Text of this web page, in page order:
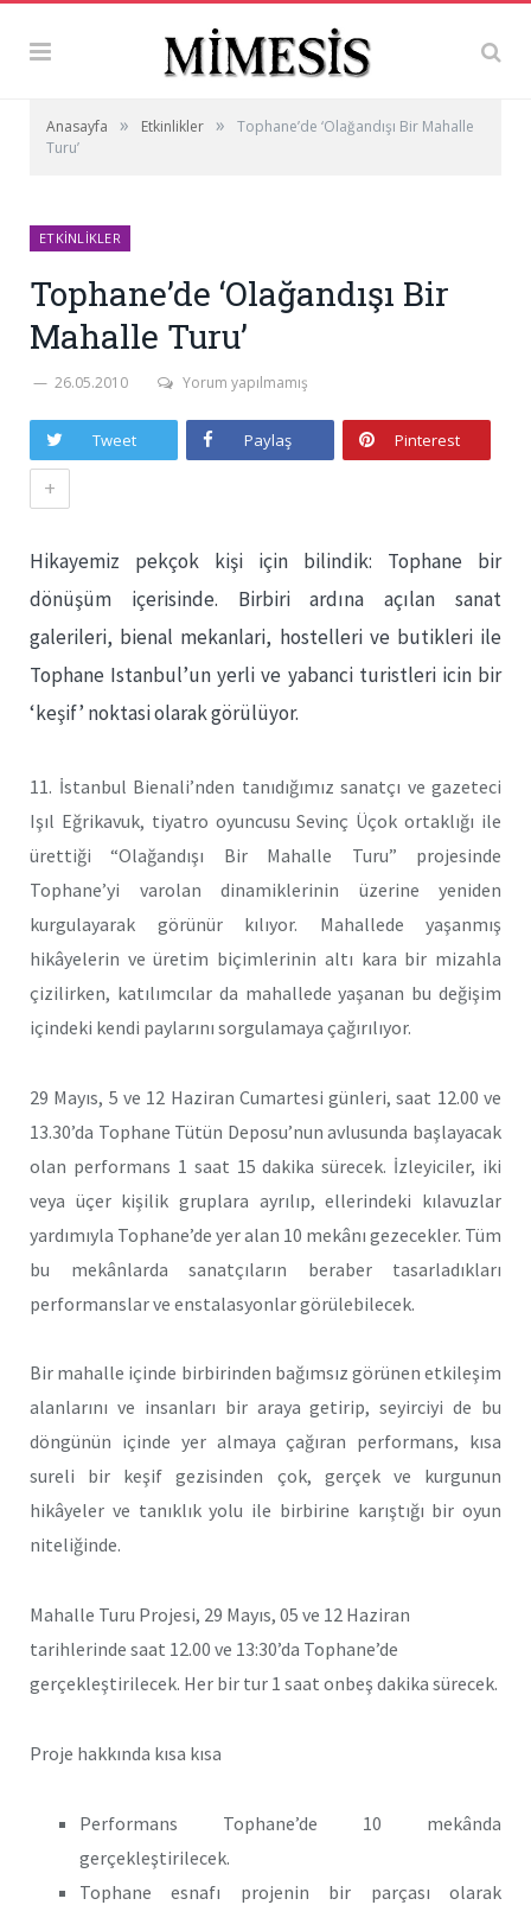
Anasayfa » Etkinlikler »
Tophane’de ‘Olağandışı Bir Mahalle
Turu’
ETKINLIKLER
Tophane’de ‘Olağandışı Bir
Mahalle Turu’
26.05.2010 Yorum yapılmamış
Tweet Paylaş Pinterest
+
Hikayemiz pekçok kişi için bilindik: Tophane bir
dönüşüm içerisinde. Birbiri ardına açılan sanat
galerileri, bienal mekanlari, hostelleri ve butikleri ile
Tophane Istanbul’un yerli ve yabanci turistleri icin bir
‘keşif’ noktasi olarak görülüyor.
11. İstanbul Bienali’nden tanıdığımız sanatçı ve gazeteci
Işıl Eğrikavuk, tiyatro oyuncusu Sevinç Üçok ortaklığı ile
ürettiği “Olağandışı Bir Mahalle Turu” projesinde
Tophane’yi varolan dinamiklerinin üzerine yeniden
kurgulayarak görünür kılıyor. Mahallede yaşanmış
hikâyelerin ve üretim biçimlerinin altı kara bir mizahla
çizilirken, katılımcılar da mahallede yaşanan bu değişim
içindeki kendi paylarını sorgulamaya çağırılıyor.
29 Mayıs, 5 ve 12 Haziran Cumartesi günleri, saat 12.00 ve
13.30’da Tophane Tütün Deposu’nun avlusunda başlayacak
olan performans 1 saat 15 dakika sürecek. İzleyiciler, iki
veya üçer kişilik gruplara ayrılıp, ellerindeki kılavuzlar
yardımıyla Tophane’de yer alan 10 mekânı gezecekler. Tüm
bu mekânlarda sanatçıların beraber tasarladıkları
performanslar ve enstalasyonlar görülebilecek.
Bir mahalle içinde birbirinden bağımsız görünen etkileşim
alanlarını ve insanları bir araya getirip, seyirciyi de bu
döngünün içinde yer almaya çağıran performans, kısa
sureli bir keşif gezisinden çok, gerçek ve kurgunun
hikâyeler ve tanıklık yolu ile birbirine karıştığı bir oyun
niteliğinde.
Mahalle Turu Projesi, 29 Mayıs, 05 ve 12 Haziran
tarihlerinde saat 12.00 ve 13:30’da Tophane’de
gerçekleştirilecek. Her bir tur 1 saat onbeş dakika sürecek.
Proje hakkında kısa kısa
Performans Tophane’de 10 mekânda
gerçekleştirilecek.
Tophane esnafı projenin bir parçası olarak